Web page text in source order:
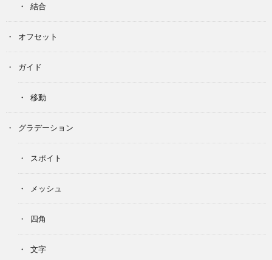
結合
オフセット
ガイド
移動
グラデーション
スポイト
メッシュ
四角
文字